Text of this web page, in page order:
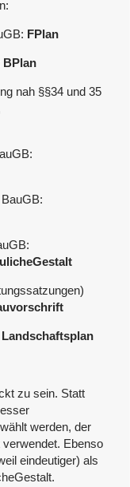
FPlan
BPlan
nah §§34 und 35
Landschaftsplan
zu sein. Statt
werden, der
Ebenso
eindeutiger) als